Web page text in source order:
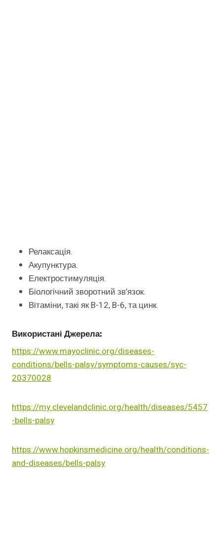
Релаксація.
Акупунктура.
Електростимуляція.
Біологічний зворотний зв’язок.
Вітаміни, такі як B-12, B-6, та цинк.
Використані Джерела:
https://www.mayoclinic.org/diseases-
conditions/bells-palsy/symptoms-causes/syc-
20370028
https://my.clevelandclinic.org/health/diseases/5457
-bells-palsy
https://www.hopkinsmedicine.org/health/conditions-
and-diseases/bells-palsy